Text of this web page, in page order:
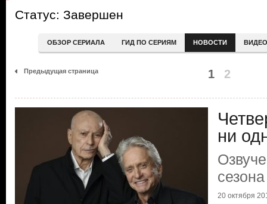
Статус: Завершен
ОБЗОР СЕРИАЛА ГИД ПО СЕРИЯМ НОВОСТИ ВИДЕО
Предыдущая страница 1 2
ни
20 октября